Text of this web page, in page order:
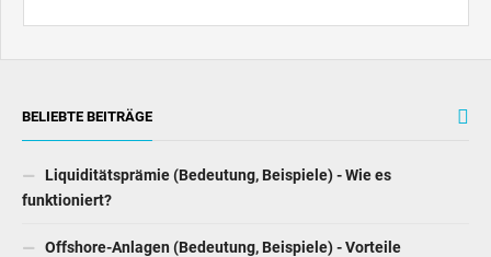
BELIEBTE BEITRÄGE
Liquiditätsprämie (Bedeutung, Beispiele) - Wie es
funktioniert?
Offshore-Anlagen (Bedeutung, Beispiele) - Vorteile